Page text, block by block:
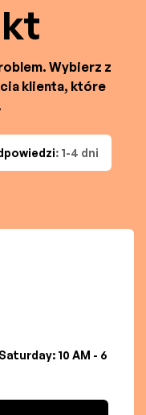
Wybierz z
klienta, które
: 1-4 dni
10 AM - 6